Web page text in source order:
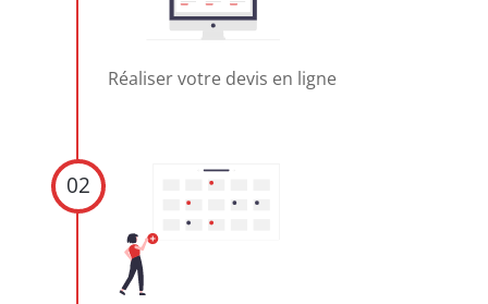
Réaliser votre devis en ligne
02